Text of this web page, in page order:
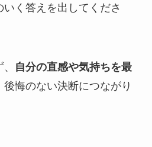
く答えを出してくださ
自分の直感や気持ちを最
後悔のない決断につながり